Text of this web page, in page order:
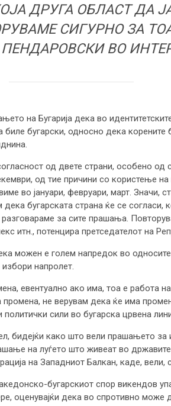
ДРУГА ОБЛАСТ ДА
СИГУРНО ЗА
ВО
на Бугарија дека во
бугарски, односно дека корените
од двете страни, особено
од тие причини со користење на
во јануари, февруари, март. Значи,
бугарската страна ќе се согласи,
за сите прашања.
итн., потенцира претседателот на
можен е голем напредок во односите
напролет.
евентуално ако има, тоа е работа на
не верувам дека ќе има
сили во бугарска црвена
бидејќи како што вели прашањето за
на луѓето што живеат во
на Западниот Балкан, каде,
бугарскиот спор викендов
оценувајќи дека во спротивно може